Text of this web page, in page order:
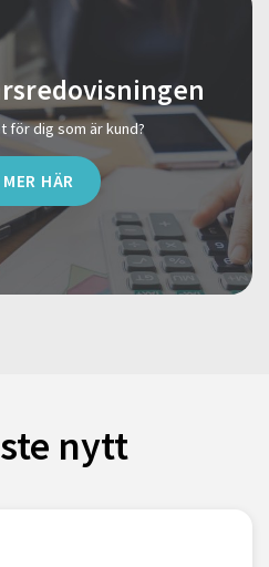
för dig som är kund?
HÄR
nytt